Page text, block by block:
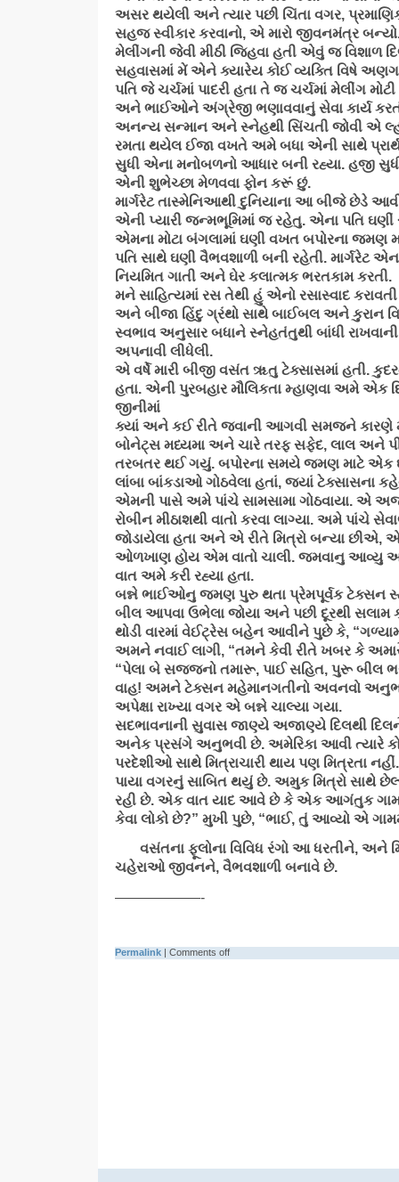
અસર થયેલી અને ત્યાર પછી ચિંતા વગર,
સહજ સ્વીકાર કરવાનો, એ મારો જીવનમંત્ર
મેલીંગની જેવી મીઠી જ્હિવા હતી એવું જ વિશાળ
સહવાસમાં મેં એને ક્યારેય કોઈ વ્યક્તિ વિષે
પતિ જે ચર્ચમાં પાદરી હતા તે જ ચર્ચમાં મેલીંગ
અને ભાઈઓને અંગ્રેજી ભણાવવાનું સેવા કાર્ય
અનન્ય સન્માન અને સ્નેહથી સિંચતી જોવી એ
રમતા થયેલ ઈજા વખતે અમે બધા એની સાથે
સુધી એના મનોબળનો આધાર બની રહ્યા. હજી
એની શુભેચ્છા મેળવવા ફોન કરૂં છું.
માર્ગરેટ તાસ્મેનિઆથી દુનિયાના આ બીજે છેડે
એની પ્યારી જન્મભૂમિમાં જ રહેતુ. એના પતિ ઘણીં
એમના મોટા બંગલામાં ઘણી વખત બપોરના જમણ
પતિ સાથે ઘણી વૈભવશાળી બની રહેતી. માર્ગરેટ
નિયમિત ગાતી અને ઘેર કલાત્મક ભરતકામ કરતી.
મને સાહિત્યમાં રસ તેથી હું એનો રસાસ્વાદ
અને બીજા હિંદુ ગ્રંથો સાથે બાઈબલ અને કુરાન વિષે
સ્વભાવ અનુસાર બધાને સ્નેહતંતુથી બાંધી
અપનાવી લીધેલી.
એ વર્ષે મારી બીજી વસંત ૠતુ ટેક્સાસમાં હતી.
હતા. એની પુરબહાર મૌલિકતા મ્હાણવા અમે એક
જીનીમાં
ક્યાં અને કઈ રીતે જવાની આગવી સમજને કારણે
બોનેટ્સ મધ્યમા અને ચારે તરફ સફેદ, લાલ અને
તરબતર થઈ ગયું. બપોરના સમયે જમણ માટે એક
લાંબા બાંકડાઓ ગોઠવેલા હતાં, જ્યાં ટેક્સાસના
એમની પાસે અમે પાંચે સામસામા ગોઠવાયા. એ
રોબીન મીઠાશથી વાતો કરવા લાગ્યા. અમે પાંચે
જોડાયેલા હતા અને એ રીતે મિત્રો બન્યા છીએ,
ઓળખાણ હોય એમ વાતો ચાલી. જમવાનુ આવ્યુ
વાત અમે કરી રહ્યા હતા.
બન્ને ભાઈઓનુ જમણ પુરુ થતા પ્રેમપૂર્વક ટેક્સન
બીલ આપવા ઉભેલા જોયા અને પછી દૂરથી સલામ
થોડી વારમાં વેઈટ્રેસ બહેન આવીને પુછે કે,
અમને નવાઈ લાગી, “તમને કેવી રીતે ખબર કે
“પેલા બે સજ્જનો તમારૂ, પાઈ સહિત, પુરૂ બીલ
વાહ! અમને ટેક્સન મહેમાનગતીનો અવનવો
અપેક્ષા રાખ્યા વગર એ બન્ને ચાલ્યા ગયા.
સદભાવનાની સુવાસ જાણ્યે અજાણ્યે દિલથી
અનેક પ્રસંગે અનુભવી છે. અમેરિકા આવી ત્યારે
પરદેશીઓ સાથે મિત્રાચારી થાય પણ મિત્રતા
પાયા વગરનું સાબિત થયું છે. અમુક મિત્રો સાથે
રહી છે. એક વાત યાદ આવે છે કે એક આગંતુક
કેવા લોકો છે?” મુખી પુછે, “ભાઈ, તું આવ્યો એ
વસંતના ફૂલોના વિવિધ રંગો આ ધરતીને, અને
ચહેરાઓ જીવનને, વૈભવશાળી બનાવે છે.
——————-
Permalink Comments off